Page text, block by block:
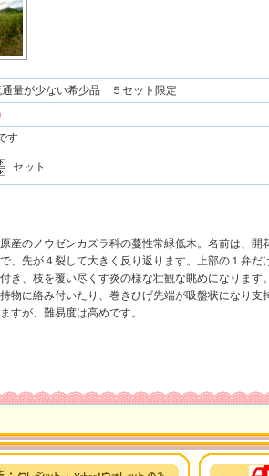
量が少ない希少品 ５セット限定
す
セット
ノウゼンカズラ科の蔓性常緑低木。名前は、開
、先が４裂して大きく反り返ります。上部の１弁
き、枝を覆い尽くす炎の様な壮観な眺めになりま
物に絡み付いたり、巻きひげ先端が吸盤状になり
が、難易度は高めです。